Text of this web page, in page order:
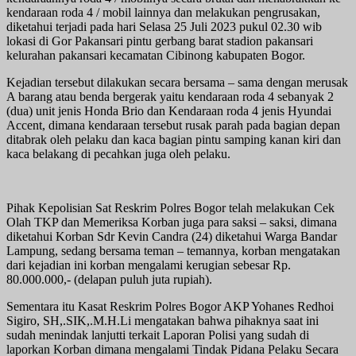
kendaraan roda 4 / mobil lainnya dan melakukan pengrusakan,
diketahui terjadi pada hari Selasa 25 Juli 2023 pukul 02.30 wib
lokasi di Gor Pakansari pintu gerbang barat stadion pakansari
kelurahan pakansari kecamatan Cibinong kabupaten Bogor.
Kejadian tersebut dilakukan secara bersama – sama dengan merusak
A barang atau benda bergerak yaitu kendaraan roda 4 sebanyak 2
(dua) unit jenis Honda Brio dan Kendaraan roda 4 jenis Hyundai
Accent, dimana kendaraan tersebut rusak parah pada bagian depan
ditabrak oleh pelaku dan kaca bagian pintu samping kanan kiri dan
kaca belakang di pecahkan juga oleh pelaku.
Pihak Kepolisian Sat Reskrim Polres Bogor telah melakukan Cek
Olah TKP dan Memeriksa Korban juga para saksi – saksi, dimana
diketahui Korban Sdr Kevin Candra (24) diketahui Warga Bandar
Lampung, sedang bersama teman – temannya, korban mengatakan
dari kejadian ini korban mengalami kerugian sebesar Rp.
80.000.000,- (delapan puluh juta rupiah).
Sementara itu Kasat Reskrim Polres Bogor AKP Yohanes Redhoi
Sigiro, SH,.SIK,.M.H.Li mengatakan bahwa pihaknya saat ini
sudah menindak lanjutti terkait Laporan Polisi yang sudah di
laporkan Korban dimana mengalami Tindak Pidana Pelaku Secara